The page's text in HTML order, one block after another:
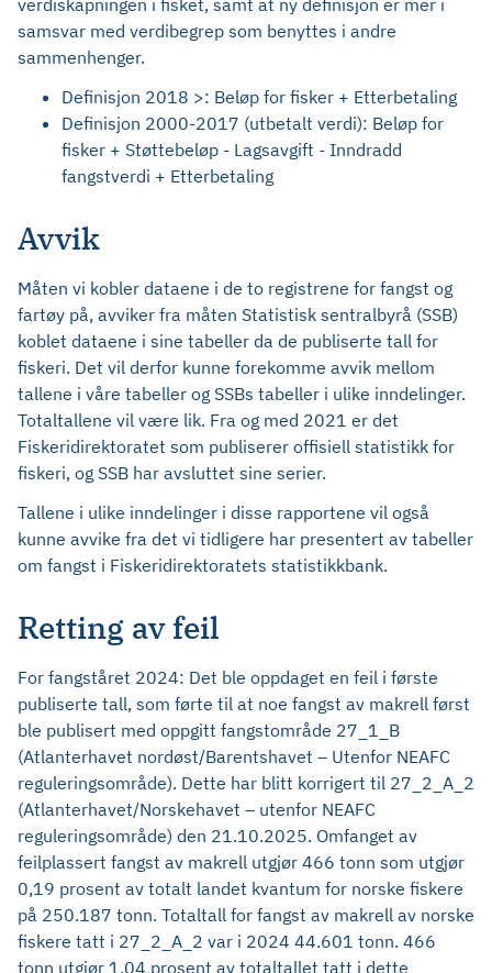
verdiskapningen i fisket, samt at ny definisjon er mer i
samsvar med verdibegrep som benyttes i andre
sammenhenger.
Definisjon 2018 >: Beløp for fisker + Etterbetaling
Definisjon 2000-2017 (utbetalt verdi): Beløp for
fisker + Støttebeløp - Lagsavgift - Inndradd
fangstverdi + Etterbetaling
Avvik
Måten vi kobler dataene i de to registrene for fangst og
fartøy på, avviker fra måten Statistisk sentralbyrå (SSB)
koblet dataene i sine tabeller da de publiserte tall for
fiskeri. Det vil derfor kunne forekomme avvik mellom
tallene i våre tabeller og SSBs tabeller i ulike inndelinger.
Totaltallene vil være lik. Fra og med 2021 er det
Fiskeridirektoratet som publiserer offisiell statistikk for
fiskeri, og SSB har avsluttet sine serier.
Tallene i ulike inndelinger i disse rapportene vil også
kunne avvike fra det vi tidligere har presentert av tabeller
om fangst i Fiskeridirektoratets statistikkbank.
Retting av feil
For fangståret 2024: Det ble oppdaget en feil i første
publiserte tall, som førte til at noe fangst av makrell først
ble publisert med oppgitt fangstområde 27_1_B
(Atlanterhavet nordøst/Barentshavet – Utenfor NEAFC
reguleringsområde). Dette har blitt korrigert til 27_2_A_2
(Atlanterhavet/Norskehavet – utenfor NEAFC
reguleringsområde) den 21.10.2025. Omfanget av
feilplassert fangst av makrell utgjør 466 tonn som utgjør
0,19 prosent av totalt landet kvantum for norske fiskere
på 250.187 tonn. Totaltall for fangst av makrell av norske
fiskere tatt i 27_2_A_2 var i 2024 44.601 tonn. 466
tonn utgjør 1,04 prosent av totaltallet tatt i dette